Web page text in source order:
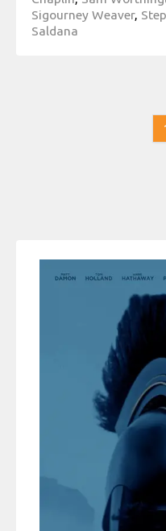
Sigourney Weaver,
Saldana